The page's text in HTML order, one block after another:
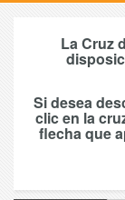
La Cruz
Si desea
clic en la
flecha que